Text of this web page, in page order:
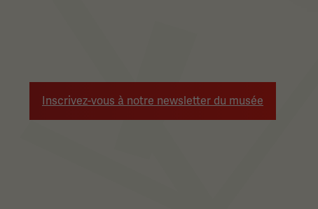
Inscrivez-vous à notre newsletter du musée